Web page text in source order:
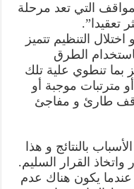
التي تعد مرحلة
تعقيدا”.
التنظيم تتميز
الطرق
بما تنطوي علية تلك
مترتبات موجبة أو
طارئ و مفاجئ
بالنتائج و هذا
القرار السليم.
عندما يكون هناك عدم